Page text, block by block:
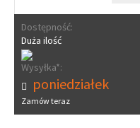
Dostępność:
Duża ilość
Wysyłka*:
poniedziałek
Zamów teraz